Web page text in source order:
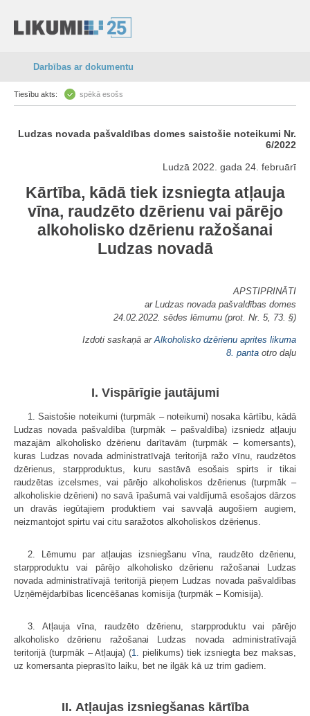
Darbības ar dokumentu
Tiesību akts: spēkā esošs
Ludzas novada pašvaldības domes saistošie noteikumi Nr.
6/2022
Ludzā 2022. gada 24. februārī
Kārtība, kādā tiek izsniegta atļauja
vīna, raudzēto dzērienu vai pārējo
alkoholisko dzērienu ražošanai
Ludzas novadā
APSTIPRINĀTI
ar Ludzas novada pašvaldības domes
24.02.2022. sēdes lēmumu (prot. Nr. 5, 73. §)
Izdoti saskaņā ar Alkoholisko dzērienu aprites likuma
8. panta otro daļu
I. Vispārīgie jautājumi
1. Saistošie noteikumi (turpmāk – noteikumi) nosaka kārtību, kādā
Ludzas novada pašvaldība (turpmāk – pašvaldība) izsniedz atļauju
mazajām alkoholisko dzērienu darītavām (turpmāk – komersants),
kuras Ludzas novada administratīvajā teritorijā ražo vīnu, raudzētos
dzērienus, starpproduktus, kuru sastāvā esošais spirts ir tikai
raudzētas izcelsmes, vai pārējo alkoholiskos dzērienus (turpmāk –
alkoholiskie dzērieni) no savā īpašumā vai valdījumā esošajos dārzos
un dravās iegūtajiem produktiem vai savvaļā augošiem augiem,
neizmantojot spirtu vai citu saražotos alkoholiskos dzērienus.
2. Lēmumu par atļaujas izsniegšanu vīna, raudzēto dzērienu,
starpproduktu vai pārējo alkoholisko dzērienu ražošanai Ludzas
novada administratīvajā teritorijā pieņem Ludzas novada pašvaldības
Uzņēmējdarbības licencēšanas komisija (turpmāk – Komisija).
3. Atļauja vīna, raudzēto dzērienu, starpproduktu vai pārējo
alkoholisko dzērienu ražošanai Ludzas novada administratīvajā
teritorijā (turpmāk – Atļauja) (1.
pielikums) tiek izsniegta bez maksas,
uz komersanta pieprasīto laiku, bet ne ilgāk kā uz trim gadiem.
II. Atļaujas izsniegšanas kārtība